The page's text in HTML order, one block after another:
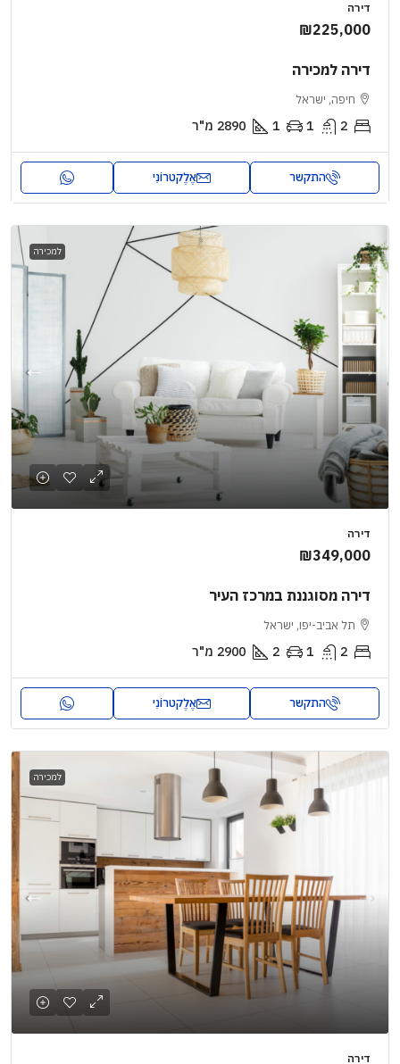
דירה
₪225,000
דירה למכירה
חיפה, ישראל
2
1
1
2890 מ"ר
התקשר אֶלֶקטרוֹנִי
למכירה
דירה
₪349,000
דירה מסוגננת במרכז העיר
תל אביב-יפו, ישראל
2
1
2
2900 מ"ר
התקשר אֶלֶקטרוֹנִי
למכירה
דירה